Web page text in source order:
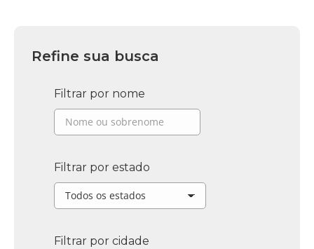
Refine sua busca
Filtrar por nome
Filtrar por estado
Filtrar por cidade